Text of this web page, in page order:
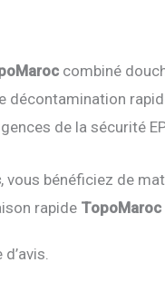
combiné
décontamination
de la sécurité
, vous bénéficiez de
rapide TopoMaroc
d’avis.